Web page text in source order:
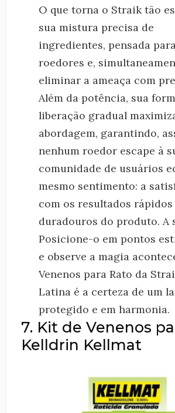
O que torna o Straik tão
sua mistura precisa de
ingredientes, pensada
roedores e,
eliminar a ameaça com
Além da potência, sua
liberação gradual
abordagem, garantindo,
nenhum roedor escape à
comunidade de usuários
mesmo sentimento: a
com os resultados rápidos
duradouros do produto. A
Posicione-o em pontos
e observe a magia
Venenos para Rato da
Latina é a certeza de um
protegido e em harmonia.
7. Kit de Venenos
Kelldrin Kellmat